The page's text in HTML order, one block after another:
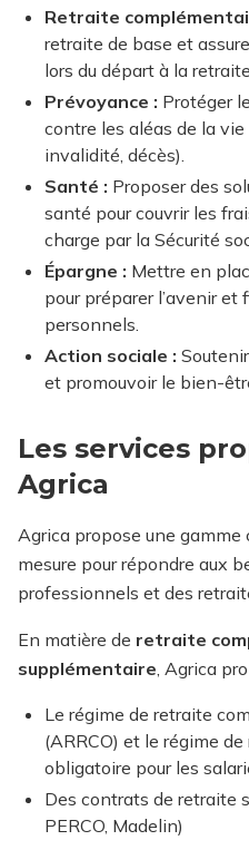
Retraite
retraite de base et
lors du départ à la
Prévoyance : Protéger
contre les aléas de la
invalidité, décès).
Santé : Proposer des
santé pour couvrir les
charge par la Sécurité
Épargne : Mettre en
pour préparer l’avenir et
personnels.
Action sociale :
et promouvoir le bien-
Les services
Agrica
Agrica propose une gamme
mesure pour répondre aux
professionnels et des
En matière de retraite
supplémentaire, Agrica
Le régime de retraite
(ARRCO) et le régime
obligatoire pour les
Des contrats de retraite
PERCO, Madelin)